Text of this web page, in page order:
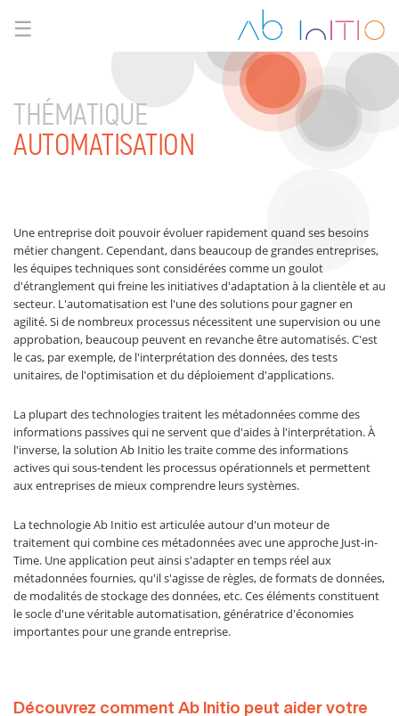
☰
THÉMATIQUE
AUTOMATISATION
Une entreprise doit pouvoir évoluer rapidement quand ses besoins
métier changent. Cependant, dans beaucoup de grandes entreprises,
les équipes techniques sont considérées comme un goulot
d'étranglement qui freine les initiatives d'adaptation à la clientèle et au
secteur. L'automatisation est l'une des solutions pour gagner en
agilité. Si de nombreux processus nécessitent une supervision ou une
approbation, beaucoup peuvent en revanche être automatisés. C'est
le cas, par exemple, de l'interprétation des données, des tests
unitaires, de l'optimisation et du déploiement d'applications.
La plupart des technologies traitent les métadonnées comme des
informations passives qui ne servent que d'aides à l'interprétation. À
l'inverse, la solution Ab Initio les traite comme des informations
actives qui sous-tendent les processus opérationnels et permettent
aux entreprises de mieux comprendre leurs systèmes.
La technologie Ab Initio est articulée autour d'un moteur de
traitement qui combine ces métadonnées avec une approche Just-in-
Time. Une application peut ainsi s'adapter en temps réel aux
métadonnées fournies, qu'il s'agisse de règles, de formats de données,
de modalités de stockage des données, etc. Ces éléments constituent
le socle d'une véritable automatisation, génératrice d'économies
importantes pour une grande entreprise.
Découvrez comment Ab Initio peut aider votre